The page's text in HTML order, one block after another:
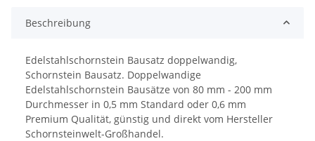
Beschreibung
Edelstahlschornstein Bausatz doppelwandig,
Schornstein Bausatz. Doppelwandige
Edelstahlschornstein Bausätze von 80 mm - 200 mm
Durchmesser in 0,5 mm Standard oder 0,6 mm
Premium Qualität, günstig und direkt vom Hersteller
Schornsteinwelt-Großhandel.